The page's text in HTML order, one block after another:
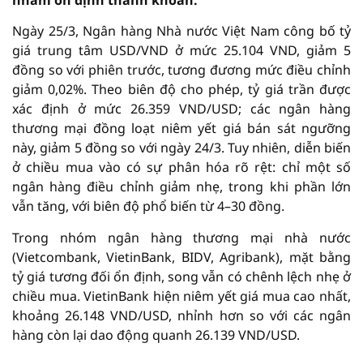
Ngày 25/3, Ngân hàng Nhà nước Việt Nam công bố tỷ
giá trung tâm USD/VND ở mức 25.104 VND, giảm 5
đồng so với phiên trước, tương đương mức điều chỉnh
giảm 0,02%. Theo biên độ cho phép, tỷ giá trần được
xác định ở mức 26.359 VND/USD; các ngân hàng
thương mại đồng loạt niêm yết giá bán sát ngưỡng
này, giảm 5 đồng so với ngày 24/3. Tuy nhiên, diễn biến
ở chiều mua vào có sự phân hóa rõ rệt: chỉ một số
ngân hàng điều chỉnh giảm nhẹ, trong khi phần lớn
vẫn tăng, với biên độ phổ biến từ 4–30 đồng.
Trong nhóm ngân hàng thương mại nhà nước
(Vietcombank, VietinBank, BIDV, Agribank), mặt bằng
tỷ giá tương đối ổn định, song vẫn có chênh lệch nhẹ ở
chiều mua. VietinBank hiện niêm yết giá mua cao nhất,
khoảng 26.148 VND/USD, nhỉnh hơn so với các ngân
hàng còn lại dao động quanh 26.139 VND/USD.